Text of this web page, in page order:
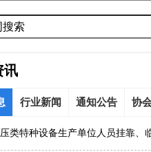
讯
行业新闻 通知公告 协
类特种设备生产单位人员挂靠、